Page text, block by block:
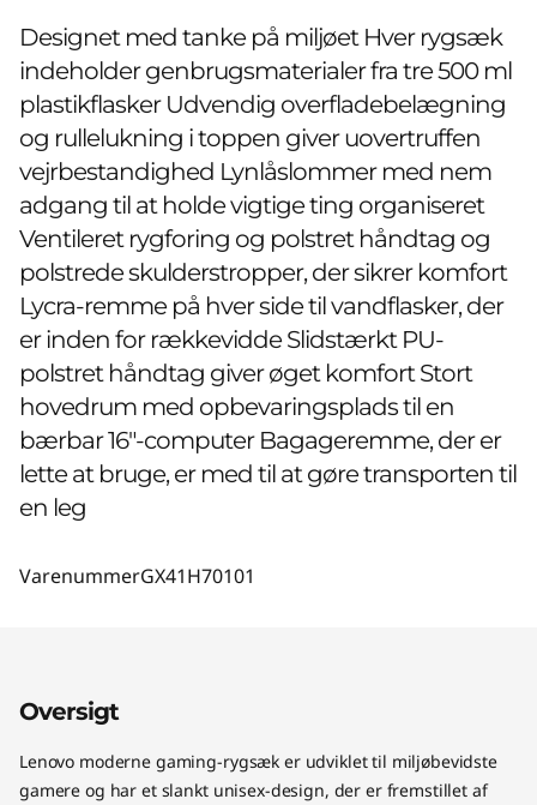
Designet med tanke på miljøet Hver rygsæk
indeholder genbrugsmaterialer fra tre 500 ml
plastikflasker Udvendig overfladebelægning
og rullelukning i toppen giver uovertruffen
vejrbestandighed Lynlåslommer med nem
adgang til at holde vigtige ting organiseret
Ventileret rygforing og polstret håndtag og
polstrede skulderstropper, der sikrer komfort
Lycra-remme på hver side til vandflasker, der
er inden for rækkevidde Slidstærkt PU-
polstret håndtag giver øget komfort Stort
hovedrum med opbevaringsplads til en
bærbar 16"-computer Bagageremme, der er
lette at bruge, er med til at gøre transporten til
en leg
VarenummerGX41H70101
Oversigt
Lenovo moderne gaming-rygsæk er udviklet til miljøbevidste
gamere og har et slankt unisex-design, der er fremstillet af